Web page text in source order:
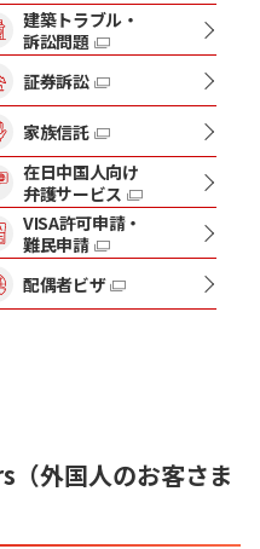
建築トラブル・
訴訟問題
証券訴訟
家族信託
在日中国人向け
弁護サービス
VISA許可申請・
難民申請
配偶者ビザ
外国人のお客さま